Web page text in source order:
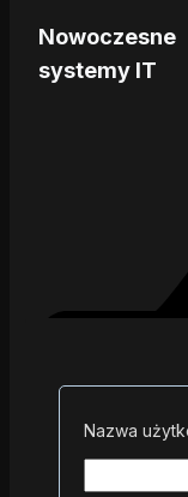
Nowoczesne
systemy IT
Nazwa